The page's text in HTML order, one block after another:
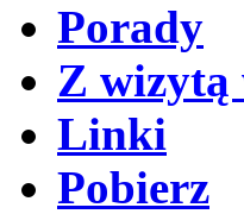
Porady
Z wizytą
Linki
Pobierz